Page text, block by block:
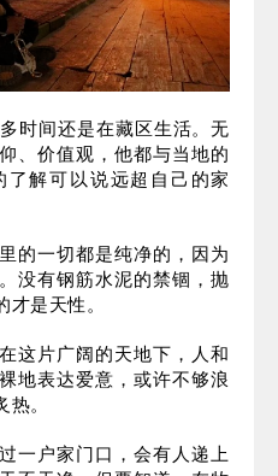
，哪怕此前从未来过，内
到西藏，大抵就是这种感
时间还是在藏区生活。无
了解可以说远超自己的家